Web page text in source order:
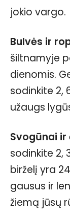
jokio vargo.
Bulvės ir
šiltnamyje
dienomis.
sodinkite 2,
užaugs
Svogūnai ir
sodinkite 2,
birželį yra
gausus ir
žiemą jūsų